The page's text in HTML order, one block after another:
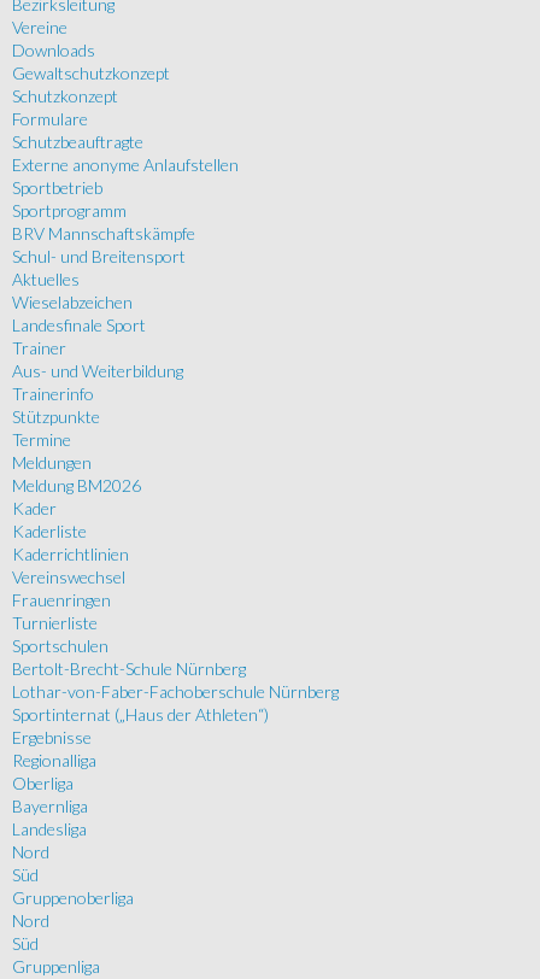
Bezirksleitung
Vereine
Downloads
Gewaltschutzkonzept
Schutzkonzept
Formulare
Schutzbeauftragte
Externe anonyme Anlaufstellen
Sportbetrieb
Sportprogramm
BRV Mannschaftskämpfe
Schul- und Breitensport
Aktuelles
Wieselabzeichen
Landesfinale Sport
Trainer
Aus- und Weiterbildung
Trainerinfo
Stützpunkte
Termine
Meldungen
Meldung BM2026
Kader
Kaderliste
Kaderrichtlinien
Vereinswechsel
Frauenringen
Turnierliste
Sportschulen
Bertolt-Brecht-Schule Nürnberg
Lothar-von-Faber-Fachoberschule Nürnberg
Sportinternat („Haus der Athleten“)
Ergebnisse
Regionalliga
Oberliga
Bayernliga
Landesliga
Nord
Süd
Gruppenoberliga
Nord
Süd
Gruppenliga